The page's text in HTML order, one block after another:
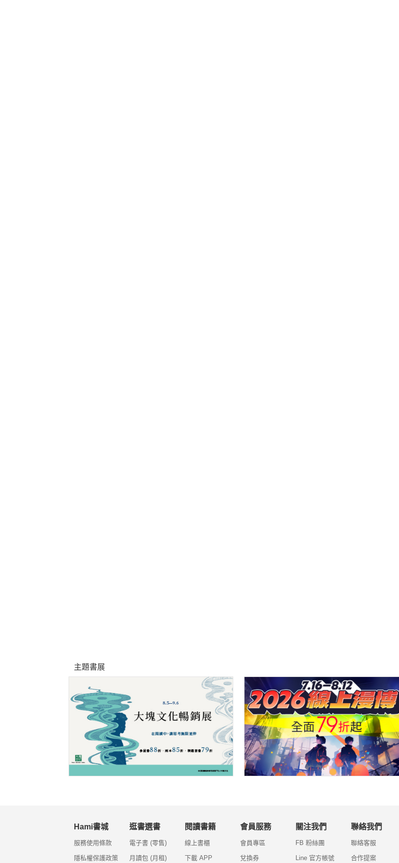
主題書展
Hami書城
服務使用條款
隱私權保護政策
逛書選書
電子書 (零售)
月讀包 (月租)
閱讀書籍
線上書櫃
下載 APP
會員服務
會員專區
兌換券
關注我們
FB 粉絲團
Line 官方帳號
聯絡我們
聯絡客服
合作提案